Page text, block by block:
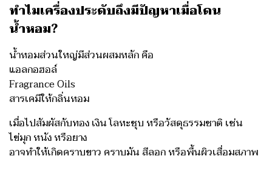
ทำไมเครื่องประดับถึงมีปัญหาเมื่อโดน
น้ำหอม?
น้ำหอมส่วนใหญ่มีส่วนผสมหลัก คือ
แอลกอฮอล์
Fragrance Oils
สารเคมีให้กลิ่นหอม
เมื่อไปสัมผัสกับทอง เงิน โลหะชุบ หรือวัสดุธรรมชาติ เช่น
ไข่มุก หนัง หรือยาง
อาจทำให้เกิดคราบขาว คราบมัน สีลอก หรือพื้นผิวเสื่อมสภาพ